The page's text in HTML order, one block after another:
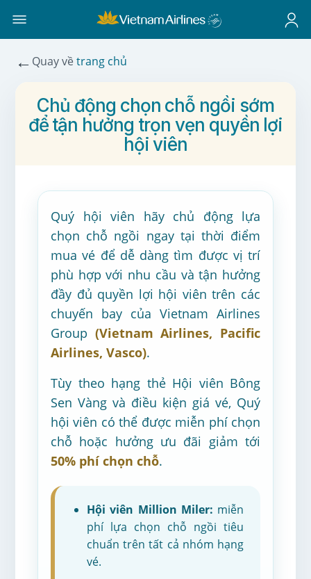
← Quay về trang chủ
Chủ động chọn chỗ ngồi sớm
để tận hưởng trọn vẹn quyền lợi
hội viên
Quý hội viên hãy chủ động lựa
chọn chỗ ngồi ngay tại thời điểm
mua vé để dễ dàng tìm được vị trí
phù hợp với nhu cầu và tận hưởng
đầy đủ quyền lợi hội viên trên các
chuyến bay của Vietnam Airlines
Group (Vietnam Airlines, Pacific
Airlines, Vasco).
Tùy theo hạng thẻ Hội viên Bông
Sen Vàng và điều kiện giá vé, Quý
hội viên có thể được miễn phí chọn
chỗ hoặc hưởng ưu đãi giảm tới
50% phí chọn chỗ.
Hội viên Million Miler: miễn
phí lựa chọn chỗ ngồi tiêu
chuẩn trên tất cả nhóm hạng
vé.